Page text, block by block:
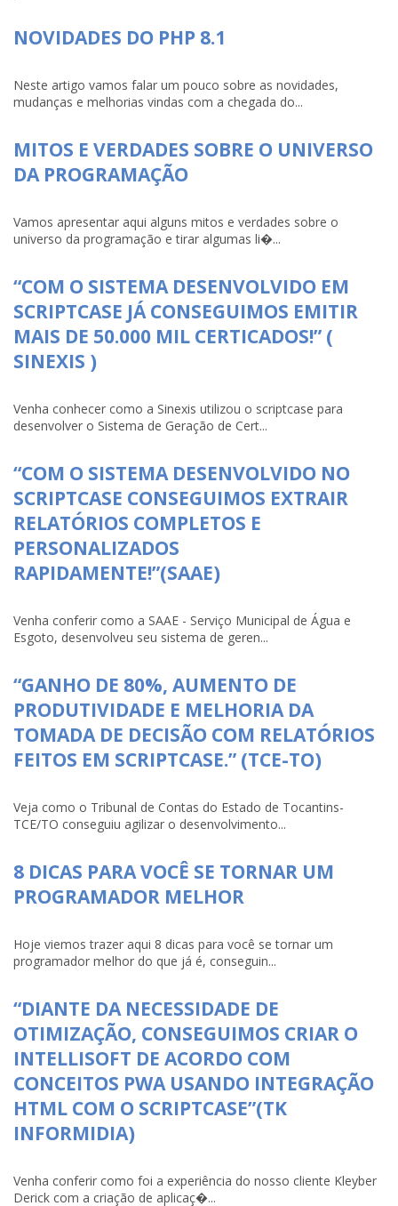
NOVIDADES DO PHP 8.1
Neste artigo vamos falar um pouco sobre as novidades,
mudanças e melhorias vindas com a chegada do...
MITOS E VERDADES SOBRE O UNIVERSO
DA PROGRAMAÇÃO
Vamos apresentar aqui alguns mitos e verdades sobre o
universo da programação e tirar algumas li�...
“COM O SISTEMA DESENVOLVIDO EM
SCRIPTCASE JÁ CONSEGUIMOS EMITIR
MAIS DE 50.000 MIL CERTICADOS!” (
SINEXIS )
Venha conhecer como a Sinexis utilizou o scriptcase para
desenvolver o Sistema de Geração de Cert...
“COM O SISTEMA DESENVOLVIDO NO
SCRIPTCASE CONSEGUIMOS EXTRAIR
RELATÓRIOS COMPLETOS E
PERSONALIZADOS
RAPIDAMENTE!”(SAAE)
Venha conferir como a SAAE - Serviço Municipal de Água e
Esgoto, desenvolveu seu sistema de geren...
“GANHO DE 80%, AUMENTO DE
PRODUTIVIDADE E MELHORIA DA
TOMADA DE DECISÃO COM RELATÓRIOS
FEITOS EM SCRIPTCASE.” (TCE-TO)
Veja como o Tribunal de Contas do Estado de Tocantins-
TCE/TO conseguiu agilizar o desenvolvimento...
8 DICAS PARA VOCÊ SE TORNAR UM
PROGRAMADOR MELHOR
Hoje viemos trazer aqui 8 dicas para você se tornar um
programador melhor do que já é, conseguin...
“DIANTE DA NECESSIDADE DE
OTIMIZAÇÃO, CONSEGUIMOS CRIAR O
INTELLISOFT DE ACORDO COM
CONCEITOS PWA USANDO INTEGRAÇÃO
HTML COM O SCRIPTCASE”(TK
INFORMIDIA)
Venha conferir como foi a experiência do nosso cliente Kleyber
Derick com a criação de aplicaç�...